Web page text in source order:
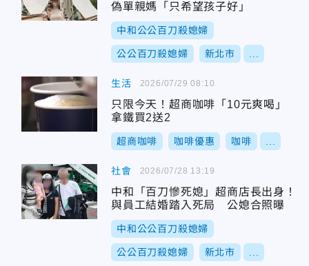
偽單親媽「只希望孩子好」
中和公公百刀殺媳婦
公公百刀殺媳婦 新北市
生活
只限今天！超商咖啡「10元爽喝」
拿鐵買2送2
超商咖啡 咖啡優惠 咖啡
2026/07/29 08:10
社會
中和「百刀慘死媳」超商店長出身！
與員工結婚踏入死局 公媳合照曝
中和公公百刀殺媳婦
公公百刀殺媳婦 新北市
2026/07/28 13:19